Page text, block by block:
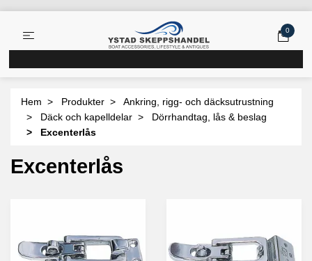
0
Hem Produkter
Ankring, rigg- och däcksutrustning
Däck och kapelldelar
Dörrhandtag, lås & beslag
Excenterlås
Excenterlås